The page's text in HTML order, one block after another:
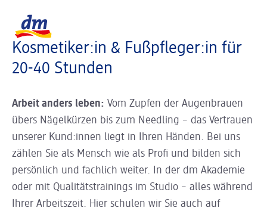
Kosmetiker:in & Fußpfleger:in für
20-40 Stunden
Arbeit anders leben: Vom Zupfen der Augenbrauen
übers Nägelkürzen bis zum Needling – das Vertrauen
unserer Kund:innen liegt in Ihren Händen. Bei uns
zählen Sie als Mensch wie als Profi und bilden sich
persönlich und fachlich weiter. In der dm Akademie
oder mit Qualitätstrainings im Studio – alles während
Ihrer Arbeitszeit. Hier schulen wir Sie auch auf